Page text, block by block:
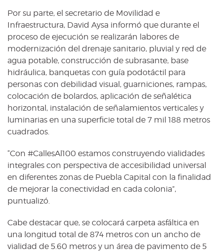
Por su parte, el secretario de Movilidad e
Infraestructura, David Aysa informó que durante el
proceso de ejecución se realizarán labores de
modernización del drenaje sanitario, pluvial y red de
agua potable, construcción de subrasante, base
hidráulica, banquetas con guía podotáctil para
personas con debilidad visual, guarniciones, rampas,
colocación de bolardos, aplicación de señalética
horizontal, instalación de señalamientos verticales y
luminarias en una superficie total de 7 mil 188 metros
cuadrados.
“Con #CallesAl100 estamos construyendo vialidades
integrales con perspectiva de accesibilidad universal
en diferentes zonas de Puebla Capital con la finalidad
de mejorar la conectividad en cada colonia”,
puntualizó.
Cabe destacar que, se colocará carpeta asfáltica en
una longitud total de 874 metros con un ancho de
vialidad de 5.60 metros y un área de pavimento de 5